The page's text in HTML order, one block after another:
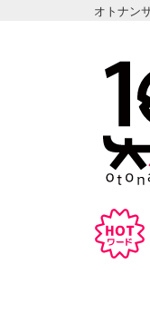
オトナン